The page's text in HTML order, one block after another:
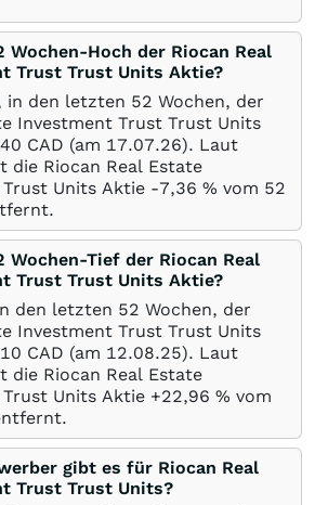
Wochen-Hoch der Riocan Real
Trust Trust Units Aktie?
in den letzten 52 Wochen, der
Investment Trust Trust Units
CAD (am 17.07.26). Laut
die Riocan Real Estate
Units Aktie -7,36 % vom 52
Wochen-Tief der Riocan Real
Trust Trust Units Aktie?
den letzten 52 Wochen, der
Investment Trust Trust Units
CAD (am 12.08.25). Laut
die Riocan Real Estate
Units Aktie +22,96 % vom
gibt es für Riocan Real
Trust Trust Units?